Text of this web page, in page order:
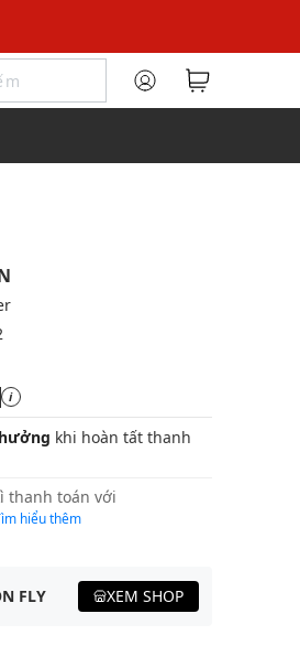
i
khi hoàn tất thanh
thanh toán với
hiểu thêm
FLY XEM SHOP